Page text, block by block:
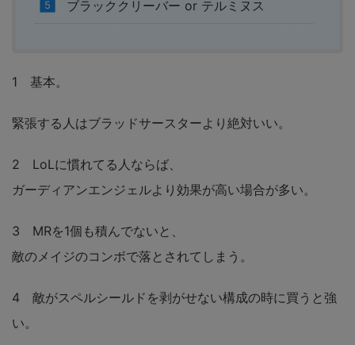
ブラッククリーバー or テルミヌス
1 基本。
緊張する人はブラッドサースターより絶対いい。
2 LoLに慣れてる人ならば、
ガーディアンエンジェルより効果が高い場合が多い。
3 MRを1個も積んでないと、
敵のメイジのコンボで落とされてしまう。
4 敵がスペルシールドを剥がせない構成の時に買うと強
い。